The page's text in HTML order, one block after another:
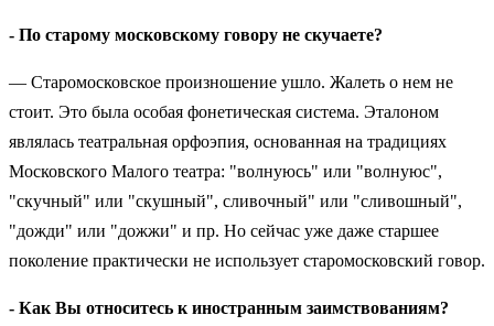
- По старому московскому говору не скучаете?
— Старомосковское произношение ушло. Жалеть о нем не
стоит. Это была особая фонетическая система. Эталоном
являлась театральная орфоэпия, основанная на традициях
Московского Малого театра: "волнуюсь" или "волнуюс",
"скучный" или "скушный", сливочный" или "сливошный",
"дожди" или "дожжи" и пр. Но сейчас уже даже старшее
поколение практически не использует старомосковский говор.
- Как Вы относитесь к иностранным заимствованиям?